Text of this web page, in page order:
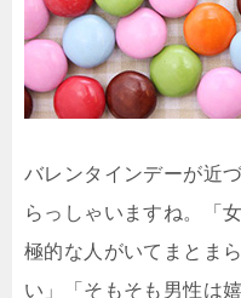
バレンタインデーが近
らっしゃいますね。「
極的な人がいてまとま
い」「そもそも男性は